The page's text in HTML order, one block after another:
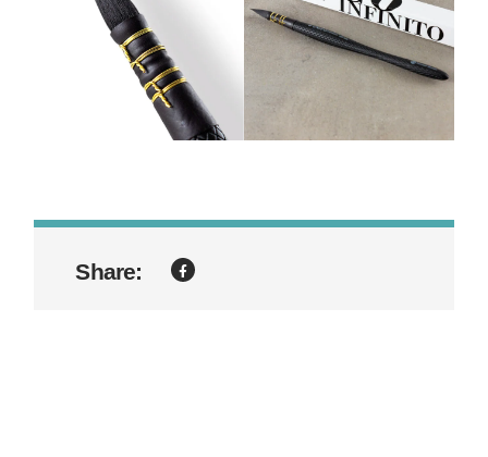
Share: